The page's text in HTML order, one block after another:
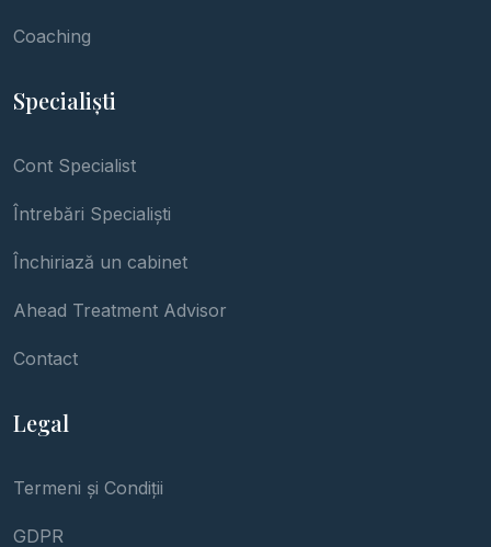
Coaching
Specialiști
Cont Specialist
Întrebări Specialiști
Închiriază un cabinet
Ahead Treatment Advisor
Contact
Legal
Termeni și Condiții
GDPR